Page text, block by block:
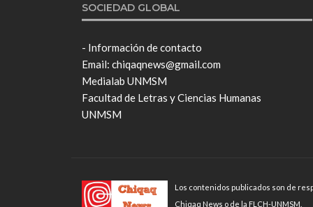
SOCIEDAD GLOBAL
- Información de contacto
Email: chiqaqnews@gmail.com
Medialab UNMSM
Facultad de Letras y Ciencias Humanas
UNMSM
Los contenidos publicados son de
Chiqaq News o de la FLCH-UNMSM.